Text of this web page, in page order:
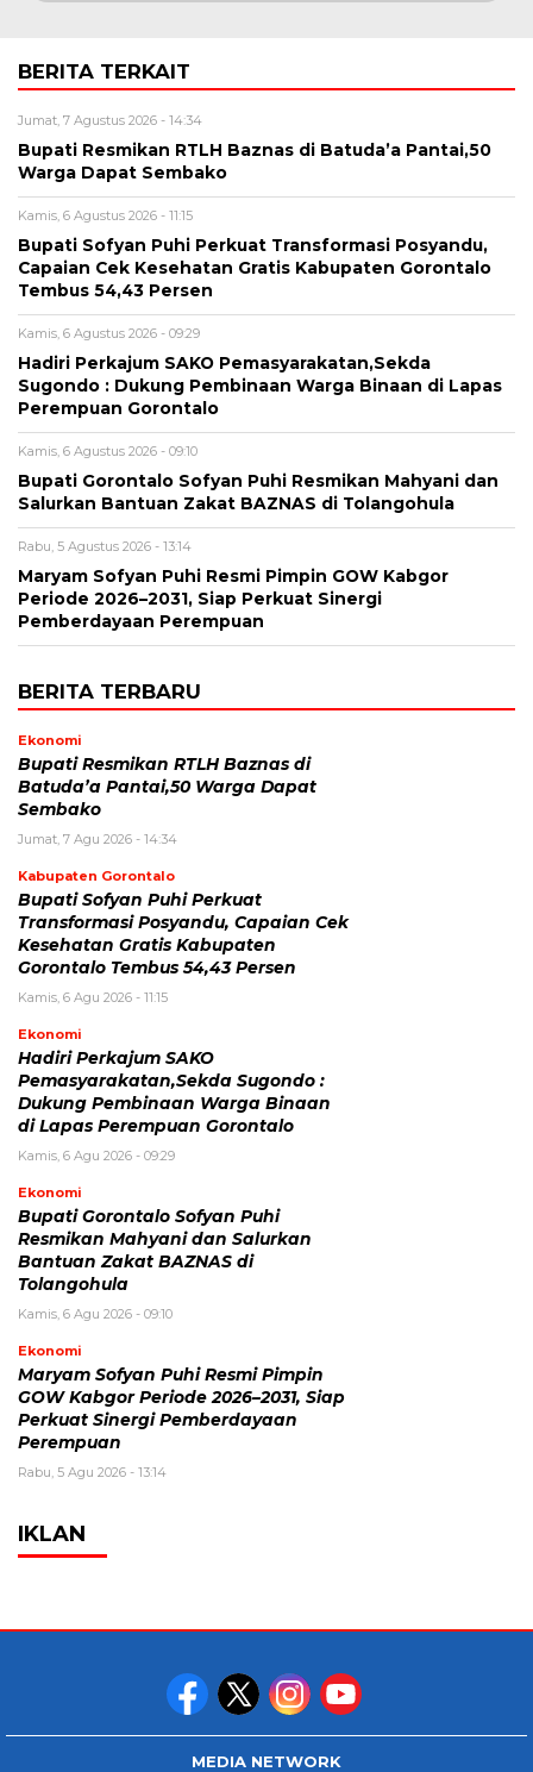
BERITA TERKAIT
Jumat, 7 Agustus 2026 - 14:34
Bupati Resmikan RTLH Baznas di Batuda’a Pantai,50
Warga Dapat Sembako
Kamis, 6 Agustus 2026 - 11:15
Bupati Sofyan Puhi Perkuat Transformasi Posyandu,
Capaian Cek Kesehatan Gratis Kabupaten Gorontalo
Tembus 54,43 Persen
Kamis, 6 Agustus 2026 - 09:29
Hadiri Perkajum SAKO Pemasyarakatan,Sekda
Sugondo : Dukung Pembinaan Warga Binaan di Lapas
Perempuan Gorontalo
Kamis, 6 Agustus 2026 - 09:10
Bupati Gorontalo Sofyan Puhi Resmikan Mahyani dan
Salurkan Bantuan Zakat BAZNAS di Tolangohula
Rabu, 5 Agustus 2026 - 13:14
Maryam Sofyan Puhi Resmi Pimpin GOW Kabgor
Periode 2026–2031, Siap Perkuat Sinergi
Pemberdayaan Perempuan
BERITA TERBARU
Ekonomi
Bupati Resmikan RTLH Baznas di
Batuda’a Pantai,50 Warga Dapat
Sembako
Jumat, 7 Agu 2026 - 14:34
Kabupaten Gorontalo
Bupati Sofyan Puhi Perkuat
Transformasi Posyandu, Capaian Cek
Kesehatan Gratis Kabupaten
Gorontalo Tembus 54,43 Persen
Kamis, 6 Agu 2026 - 11:15
Ekonomi
Hadiri Perkajum SAKO
Pemasyarakatan,Sekda Sugondo :
Dukung Pembinaan Warga Binaan
di Lapas Perempuan Gorontalo
Kamis, 6 Agu 2026 - 09:29
Ekonomi
Bupati Gorontalo Sofyan Puhi
Resmikan Mahyani dan Salurkan
Bantuan Zakat BAZNAS di
Tolangohula
Kamis, 6 Agu 2026 - 09:10
Ekonomi
Maryam Sofyan Puhi Resmi Pimpin
GOW Kabgor Periode 2026–2031, Siap
Perkuat Sinergi Pemberdayaan
Perempuan
Rabu, 5 Agu 2026 - 13:14
IKLAN
MEDIA NETWORK